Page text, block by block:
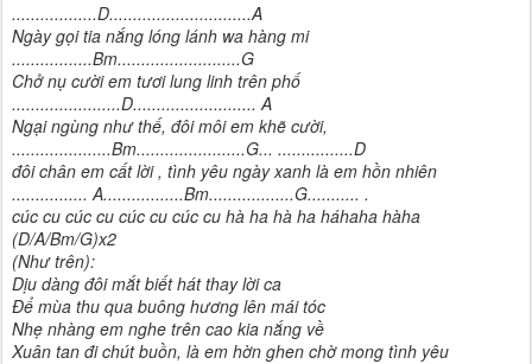
..................D..............................A
Ngày gọi tia nắng lóng lánh wa hàng mi
.................Bm..........................G
Chở nụ cười em tươi lung linh trên phố
.......................D.......................... A
Ngại ngùng như thế, đôi môi em khẽ cười,
.....................Bm.......................G... ................D
đôi chân em cất lời , tình yêu ngày xanh là em hồn nhiên
................ A.................Bm..................G........... .
cúc cu cúc cu cúc cu cúc cu hà ha hà ha háhaha hàha
(D/A/Bm/G)x2
(Như trên):
Dịu dàng đôi mắt biết hát thay lời ca
Để mùa thu qua buông hương lên mái tóc
Nhẹ nhàng em nghe trên cao kia nắng về
Xuân tan đi chút buồn, là em hờn ghen chờ mong tình yêu